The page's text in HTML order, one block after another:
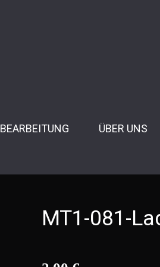
BEARBEITUNG ÜBER UNS
MT1-081-